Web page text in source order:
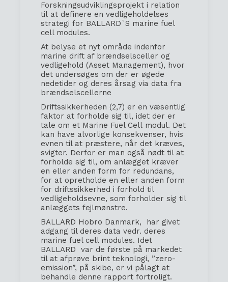
Forskningsudviklingsprojekt i relation
til at definere en vedligeholdelses
strategi for BALLARD`S marine fuel
cell modules.
At belyse et nyt område indenfor
marine drift af brændselsceller og
vedligehold (Asset Management), hvor
det undersøges om der er øgede
nedetider og deres årsag via data fra
brændselscellerne
Driftssikkerheden (2,7) er en væsentlig
faktor at forholde sig til, idet der er
tale om et Marine Fuel Cell modul. Det
kan have alvorlige konsekvenser, hvis
evnen til at præstere, når det kræves,
svigter. Derfor er man også nødt til at
forholde sig til, om anlægget kræver
en eller anden form for redundans,
for at opretholde en eller anden form
for driftssikkerhed i forhold til
vedligeholdsevne, som forholder sig til
anlæggets fejlmønstre.
BALLARD Hobro Danmark, har givet
adgang til deres data vedr. deres
marine fuel cell modules. Idet
BALLARD var de første på markedet
tilat afprøve brint teknologi, ”zero-
emission”, på skibe, er vi pålagt at
behandle denne rapport fortroligt.